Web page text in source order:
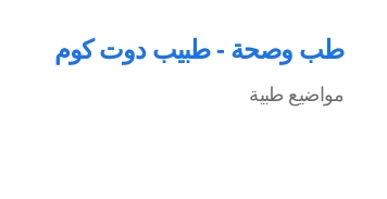
طب وصحة - طبيب دوت كوم
مواضيع طبية